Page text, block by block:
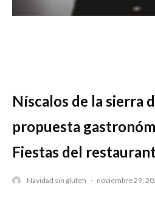
Níscalos de la sierra
propuesta
Fiestas del
Navidad sin gluten · noviembre 29,